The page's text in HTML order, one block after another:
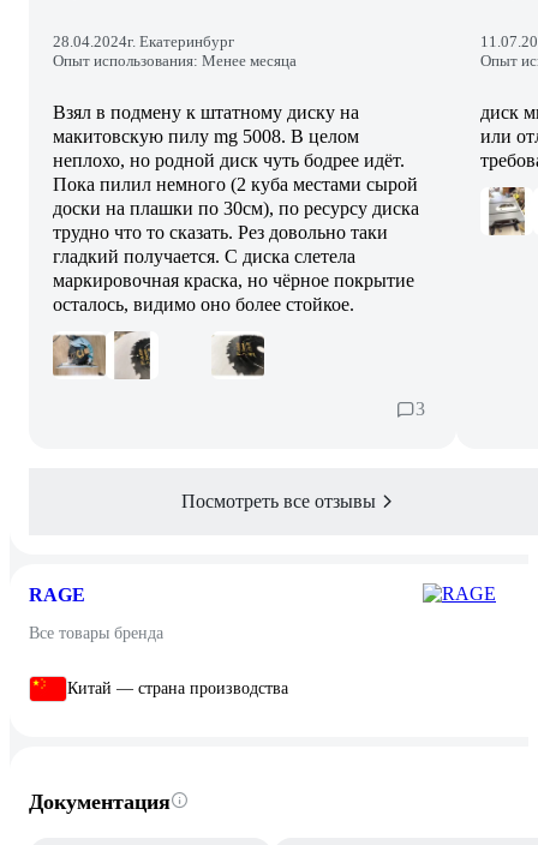
28.04.2024г. Екатеринбург
Опыт использования: Менее месяца
Взял в подмену к штатному диску на
макитовскую пилу mg 5008. В целом
неплохо, но родной диск чуть бодрее идëт.
Пока пилил немного (2 куба местами сырой
доски на плашки по 30см), по ресурсу диска
трудно что то сказать. Рез довольно таки
гладкий получается. С диска слетела
маркировочная краска, но чëрное покрытие
осталось, видимо оно более стойкое.
3
Опыт
диск
или
Посмотреть все отзывы
RAGE
Все товары бренда
Китай — страна производства
Документация